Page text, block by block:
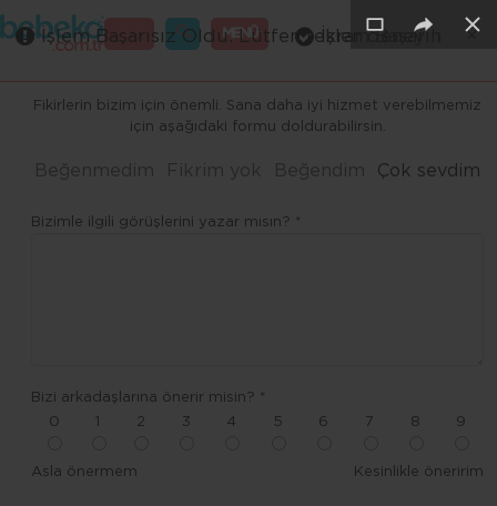
MENÜ
GİRİŞ
Fikirlerin bizim için önemli. Sana daha iyi hizmet verebilmemiz
için aşağıdaki formu doldurabilirsin.
Beğenmedim Fikrim yok Beğendim Çok sevdim
Bizimle ilgili görüşlerini yazar mısın? *
Bizi arkadaşlarına önerir misin? *
0
2 3 4 5 6 7 8 9
Asla önermem Kesinlikle öneririm
×
×
×
İşlem Başarılı ×
İşlem Başarısız Oldu. Lütfen tekrar deneyin ×